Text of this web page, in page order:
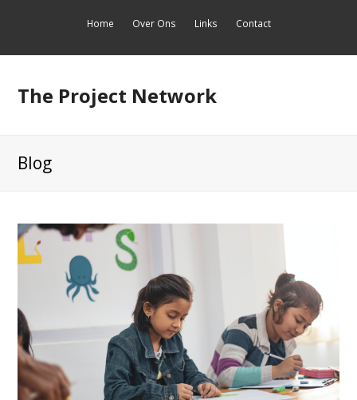
Home Over Ons Links Contact
The Project Network
Blog